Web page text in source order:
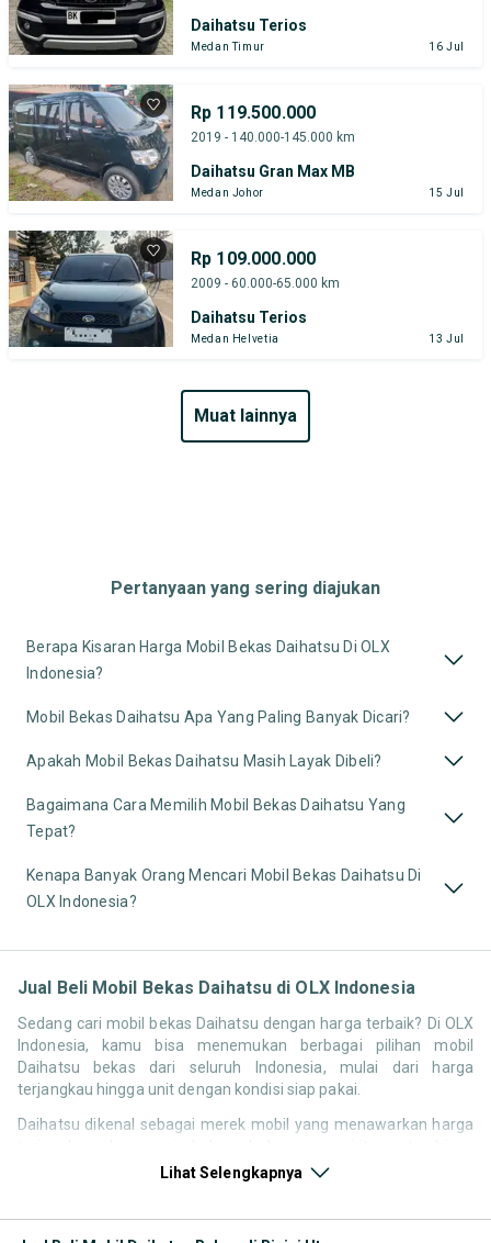
Daihatsu Terios
Medan Timur 16 Jul
Rp 119.500.000
2019 - 140.000-145.000 km
Daihatsu Gran Max MB
Medan Johor 15 Jul
Rp 109.000.000
2009 - 60.000-65.000 km
Daihatsu Terios
Medan Helvetia 13 Jul
muat lainnya
Pertanyaan yang sering diajukan
Berapa Kisaran Harga Mobil Bekas Daihatsu Di OLX
Indonesia?
Mobil Bekas Daihatsu Apa Yang Paling Banyak Dicari?
Apakah Mobil Bekas Daihatsu Masih Layak Dibeli?
Bagaimana Cara Memilih Mobil Bekas Daihatsu Yang
Tepat?
Kenapa Banyak Orang Mencari Mobil Bekas Daihatsu Di
OLX Indonesia?
Jual Beli Mobil Bekas Daihatsu di OLX Indonesia
Sedang cari mobil bekas Daihatsu dengan harga terbaik? Di OLX
Indonesia, kamu bisa menemukan berbagai pilihan mobil
Daihatsu bekas dari seluruh Indonesia, mulai dari harga
terjangkau hingga unit dengan kondisi siap pakai.
Daihatsu dikenal sebagai merek mobil yang menawarkan harga
perawatan yang relatif rendah. Hal ini membuat pencarian
Lihat Selengkapnya